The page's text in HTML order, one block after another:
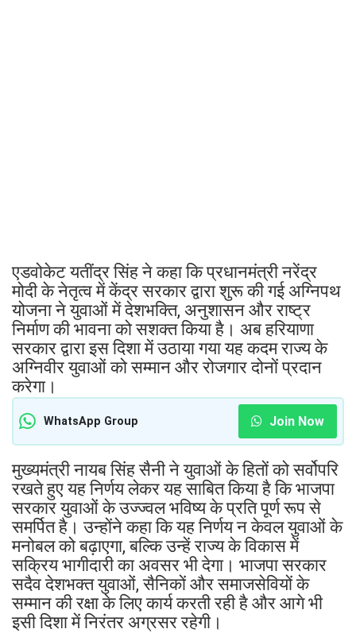
एडवोकेट यतींद्र सिंह ने कहा कि प्रधानमंत्री नरेंद्र
मोदी के नेतृत्व में केंद्र सरकार द्वारा शुरू की गई अग्निपथ
योजना ने युवाओं में देशभक्ति, अनुशासन और राष्ट्र
निर्माण की भावना को सशक्त किया है। अब हरियाणा
सरकार द्वारा इस दिशा में उठाया गया यह कदम राज्य के
अग्निवीर युवाओं को सम्मान और रोजगार दोनों प्रदान
करेगा।
WhatsApp Group Join Now
मुख्यमंत्री नायब सिंह सैनी ने युवाओं के हितों को सर्वोपरि
रखते हुए यह निर्णय लेकर यह साबित किया है कि भाजपा
सरकार युवाओं के उज्ज्वल भविष्य के प्रति पूर्ण रूप से
समर्पित है। उन्होंने कहा कि यह निर्णय न केवल युवाओं के
मनोबल को बढ़ाएगा, बल्कि उन्हें राज्य के विकास में
सक्रिय भागीदारी का अवसर भी देगा। भाजपा सरकार
सदैव देशभक्त युवाओं, सैनिकों और समाजसेवियों के
सम्मान की रक्षा के लिए कार्य करती रही है और आगे भी
इसी दिशा में निरंतर अग्रसर रहेगी।